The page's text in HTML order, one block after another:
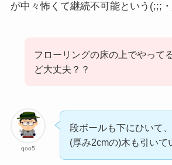
が中々怖くて継続不可能という(;;;
フローリングの床の上でやって
ど大丈夫？？
qoo5
段ボールも下にひいて、
(厚み2cmの)木も引いて